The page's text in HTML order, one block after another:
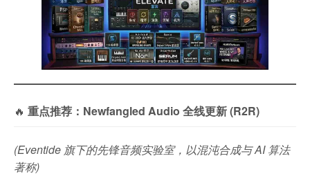
🔥 重点推荐：Newfangled Audio 全线更新 (R2R)
(Eventide 旗下的先锋音频实验室，以混沌合成与 AI 算法
著称)